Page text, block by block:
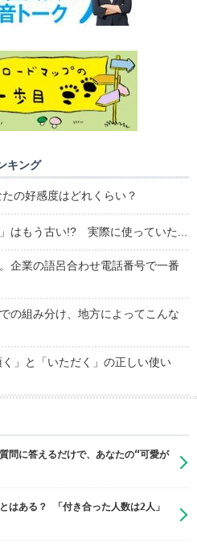
キング
たの好感度はどれくらい？
はもう古い!? 実際に使っていた...
企業の語呂合わせ電話番号で一番
の組み分け、地方によってこんな
」と「いただく」の正しい使い
問に答えるだけで、あなたの“可愛が
はある？ 「付き合った人数は2人」